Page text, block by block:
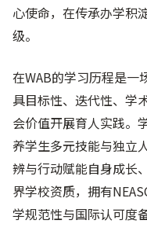
心使命，在传承办学积
级。
在WAB的学习历程是一
具目标性、迭代性、学
会价值开展育人实践。
养学生多元技能与独立
辨与行动赋能自身成长
界学校资质，拥有
学规范性与国际认可度